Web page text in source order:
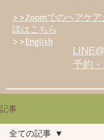
>>Zoomでのヘアケ
談はこちら
>>English
予約
記事
全ての記事